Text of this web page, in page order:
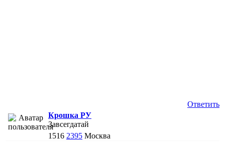
Ответить
Крошка РУ
Завсегдатай
1516 2395 Москва